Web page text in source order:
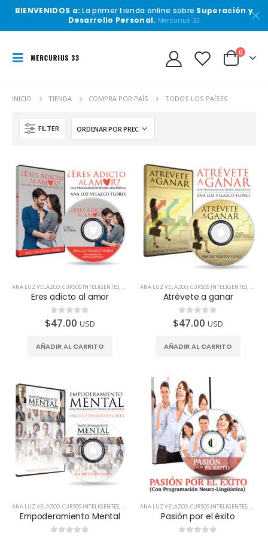
BIENVENIDOS a: La primer tienda online sobre Superación y
Desarrollo Personal. Mercurius 33
0
INICIO TIENDA COMPRA POR PAÍS TODOS LOS PAÍSES
FILTER
ANA LUZ VELAZCO,CURSOS INTELIGENTES, TODOS LOS PAÍSES
Eres adicto al amor
0de 5
$47.00 USD
AÑADIR AL CARRITO
ANA LUZ VELAZCO,CURSOS INTELIGENTES, TODOS
Atrévete a ganar
0de 5
$47.00 USD
AÑADIR AL CARRITO
ANA LUZ VELAZCO,CURSOS INTELIGENTES, TODOS LOS PAÍSES
Empoderamiento Mental
ANA LUZ VELAZCO,CURSOS INTELIGENTES, TODOS
Pasión por el éxito